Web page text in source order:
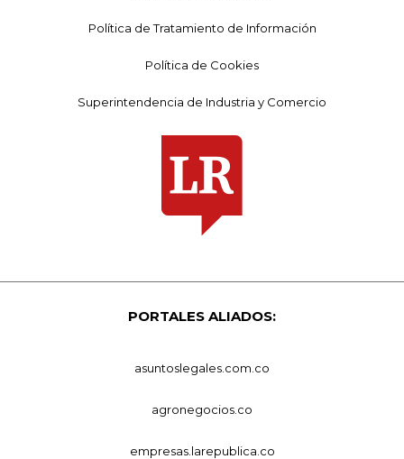
Política de Tratamiento de Información
Política de Cookies
Superintendencia de Industria y Comercio
PORTALES ALIADOS:
asuntoslegales.com.co
agronegocios.co
empresas.larepublica.co